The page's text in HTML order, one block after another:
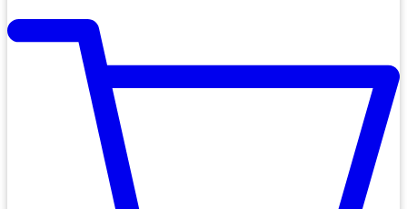
Máy Rửa Chén Bát
Máy Rửa Chén Âm Toàn Phần
Máy Rửa Chén Bát 12 Bộ
Máy Rửa Chén Bát Bán Âm
Thiết Bị Vệ Sinh American Standard
Thiết Bị Vệ Sinh VIGLACERA
Thiết Bị Vệ Sinh THIÊN THANH
Thiết Bị Bếp